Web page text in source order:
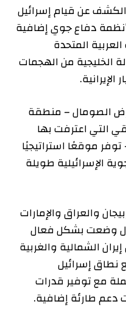
عن قيام إسرائيل
دفاع جوي إضافية
المتحدة
الخليجية من الهجمات
الصومال – منطقة
التي اعترفت بها
موقعًا استراتيجيًا
الإسرائيلية طويلة
والعراق والإمارات
وضعت بشكل فعال
الشمالية والغربية
نطاق إسرائيل
مع توفير قدرات
دعم طارئة إضافية.